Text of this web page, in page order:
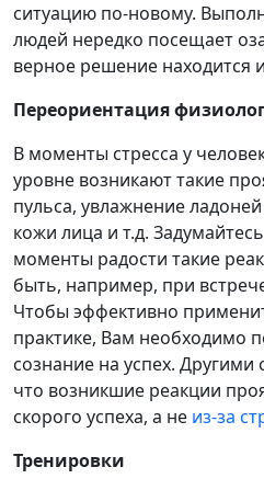
ситуацию по-новому.
людей нередко посещает
верное решение находится
Переориентация
В моменты стресса у
уровне возникают такие
пульса, увлажнение
кожи лица и т.д.
моменты радости такие
быть, например, при
Чтобы эффективно
практике, Вам необходимо
сознание на успех. Другими
что возникшие реакции
скорого успеха, а не из-за
Тренировки